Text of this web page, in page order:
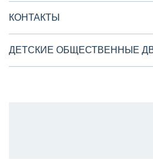
КОНТАКТЫ
ДЕТСКИЕ ОБЩЕСТВЕННЫЕ